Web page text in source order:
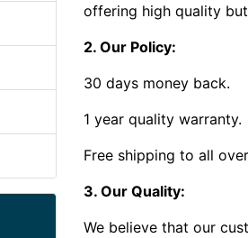
offering high quality
2. Our Policy:
30 days money back.
1 year quality warranty.
Free shipping to all
3. Our Quality:
We believe that our